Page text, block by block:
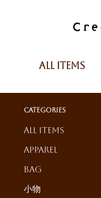
All Items
Categories
All Items
Apparel
Bag
小物